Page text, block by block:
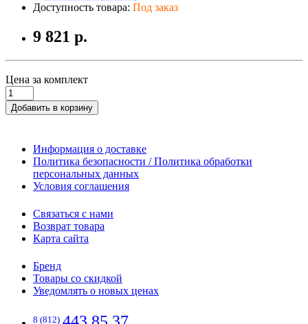
Доступность товара: Под заказ
9 821 р.
Цена за комплект
Добавить в корзину
Информация о доставке
Политика безопасности / Политика обработки
персональных данных
Условия соглашения
Связаться с нами
Возврат товара
Карта сайта
Бренд
Товары со скидкой
Уведомлять о новых ценах
8 (812)